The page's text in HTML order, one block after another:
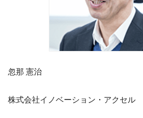
忽那 憲治
株式会社イノベーション・アクセル